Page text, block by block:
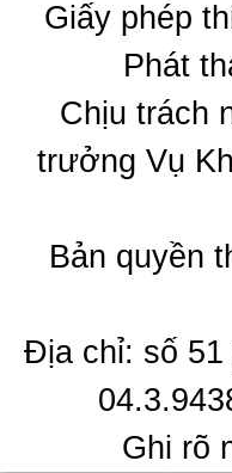
Giấy phép
Phát
Chịu trách
trưởng Vụ
Bản quyền
Địa chỉ: số 51
Ghi rõ